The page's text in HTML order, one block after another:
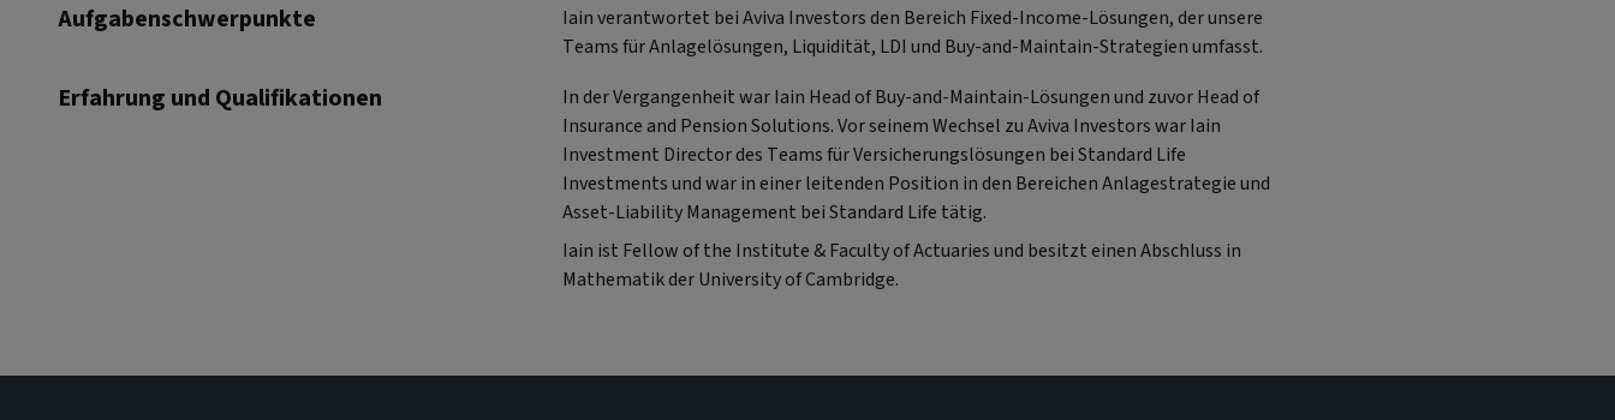
Aufgabenschwerpunkte
Iain verantwortet bei Aviva Investors den Bereich Fixed-Income-Lösungen, der unsere
Teams für Anlagelösungen, Liquidität, LDI und Buy-and-Maintain-Strategien umfasst.
Erfahrung und Qualifikationen
In der Vergangenheit war Iain Head of Buy-and-Maintain-Lösungen und zuvor Head of
Insurance and Pension Solutions. Vor seinem Wechsel zu Aviva Investors war Iain
Investment Director des Teams für Versicherungslösungen bei Standard Life
Investments und war in einer leitenden Position in den Bereichen Anlagestrategie und
Asset-Liability Management bei Standard Life tätig.
Iain ist Fellow of the Institute & Faculty of Actuaries und besitzt einen Abschluss in
Mathematik der University of Cambridge.